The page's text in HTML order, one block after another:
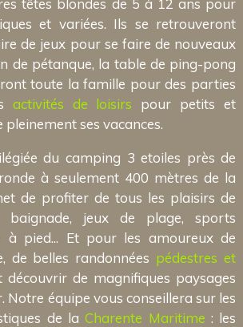
et variées. Ils se retrouveront
de jeux pour se faire de nouveaux
de pétanque, la table de ping-pong
toute la famille pour des parties
activités de loisirs pour petits et
ses vacances.
du camping 3 etoiles près de
à seulement 400 mètres de la
de profiter de tous les plaisirs de
jeux de plage, sports
à pied... Et pour les amoureux de
de belles randonnées pédestres et
découvrir de magnifiques paysages
Notre équipe vous conseillera sur les
de laCharente Maritime : les